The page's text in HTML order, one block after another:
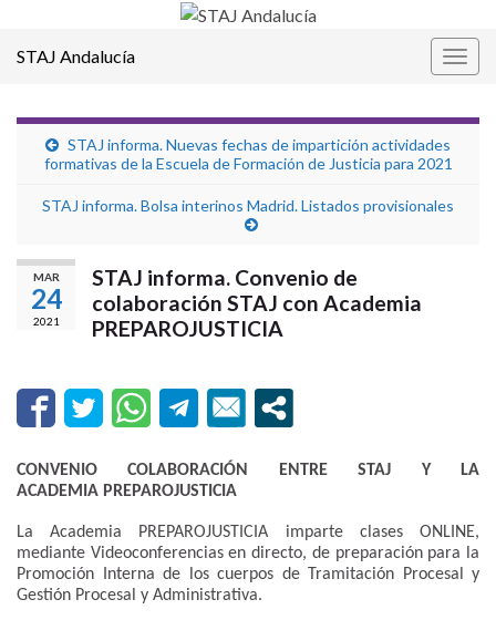
STAJ Andalucía
STAJ informa. Nuevas fechas de impartición actividades
formativas de la Escuela de Formación de Justicia para 2021
STAJ informa. Bolsa interinos Madrid. Listados provisionales
MAR
24
2021
STAJ informa. Convenio de
colaboración STAJ con Academia
PREPAROJUSTICIA
CONVENIO COLABORACIÓN ENTRE STAJ Y LA
ACADEMIA PREPAROJUSTICIA
La Academia PREPAROJUSTICIA imparte clases ONLINE,
mediante Videoconferencias en directo, de preparación para la
Promoción Interna de los cuerpos de Tramitación Procesal y
Gestión Procesal y Administrativa.